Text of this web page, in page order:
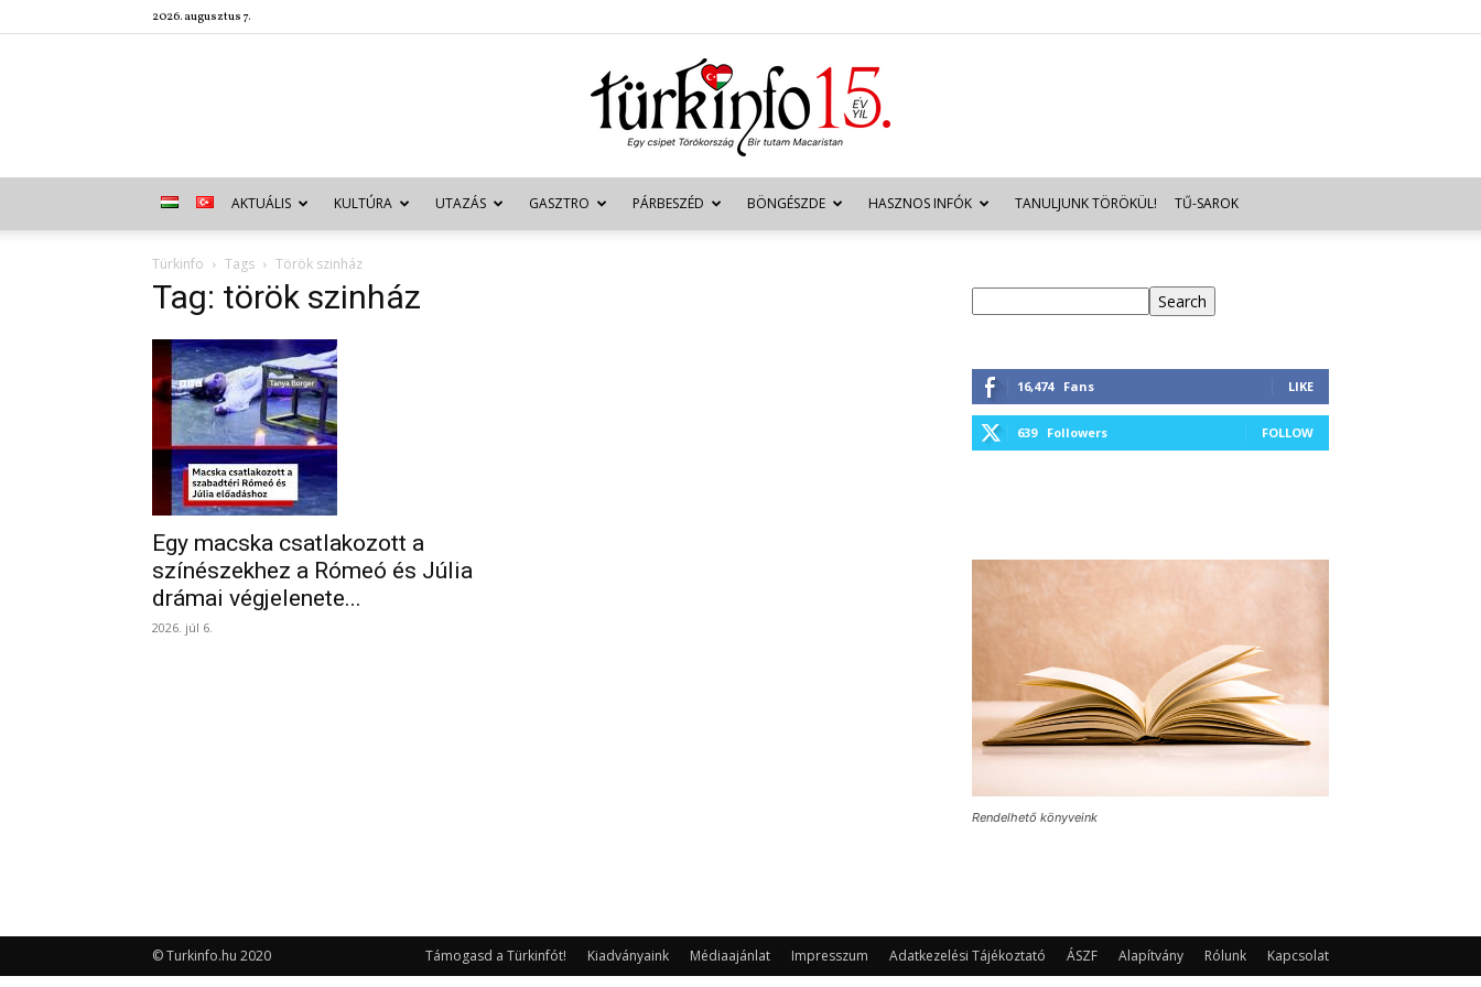
2026. augusztus 7.
Türkinfo
AKTUÁLIS KULTÚRA UTAZÁS GASZTRO PÁRBESZÉD BÖNGÉSZDE HASZNOS INFÓK TANULJUNK TÖRÖKÜL! TŰ-SAROK
Türkinfo Tags Török szinház
Tag: török szinház
Egy macska csatlakozott a
színészekhez a Rómeó és Júlia
drámai végjelenete...
2026. júl 6.
Search
16,474 Fans LIKE
639 Followers FOLLOW
Rendelhető könyveink
Támogasd a Türkinfót! Kiadványaink Médiaajánlat Impresszum Adatkezelési Tájékoztató ÁSZF Alapítvány Rólunk Kapcsolat
© Turkinfo.hu 2020